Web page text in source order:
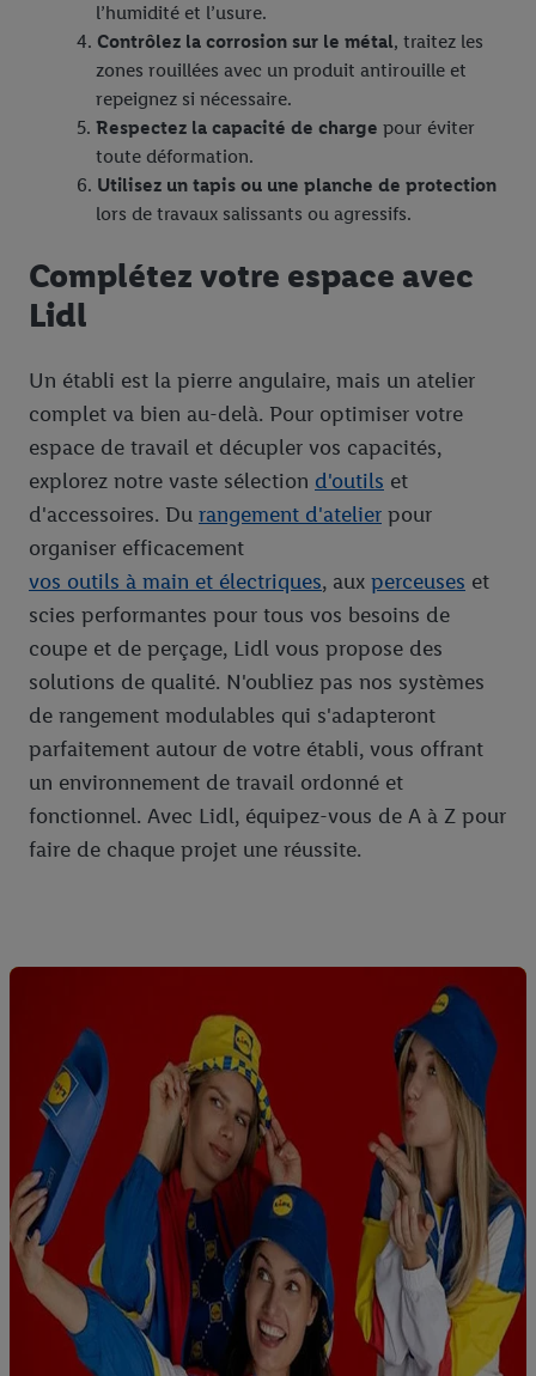
l’humidité et l’usure.
Contrôlez la corrosion sur le métal, traitez les
zones rouillées avec un produit antirouille et
repeignez si nécessaire.
Respectez la capacité de charge pour éviter
toute déformation.
Utilisez un tapis ou une planche de protection
lors de travaux salissants ou agressifs.
Complétez votre espace avec
Lidl
Un établi est la pierre angulaire, mais un atelier
complet va bien au-delà. Pour optimiser votre
espace de travail et décupler vos capacités,
explorez notre vaste sélection d'outils et
d'accessoires. Du rangement d'atelier pour
organiser efficacement
vos outils à main et électriques, aux perceuses et
scies performantes pour tous vos besoins de
coupe et de perçage, Lidl vous propose des
solutions de qualité. N'oubliez pas nos systèmes
de rangement modulables qui s'adapteront
parfaitement autour de votre établi, vous offrant
un environnement de travail ordonné et
fonctionnel. Avec Lidl, équipez-vous de A à Z pour
faire de chaque projet une réussite.